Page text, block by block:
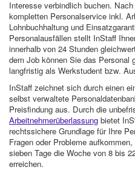
Interesse verbindlich buchen.
kompletten Personalservice inkl.
Lohnbuchhaltung und
Personalausfällen stellt InStaff
innerhalb von 24 Stunden
dem Job können Sie das Personal
langfristig als Werkstudent bzw.
InStaff zeichnet sich durch einen
selbst verwaltete
Preisfindung aus. Durch die
Arbeitnehmerüberlassung bietet
rechtssichere Grundlage für Ihre
Fragen oder Probleme
sieben Tage die Woche von 8 bis
erreichen.